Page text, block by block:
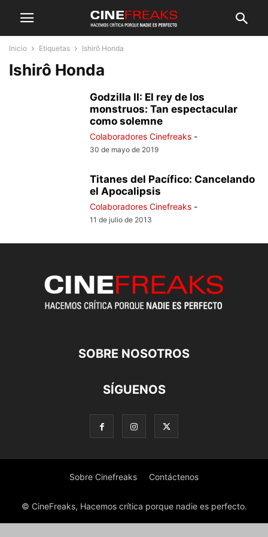
Inicio Etiquetas Ishirô Honda
Ishirô Honda
Godzilla II: El rey de los
monstruos: Tan espectacular
como solemne
Colaboradores Cinefreaks -
30 de mayo de 2019
Titanes del Pacífico: Cancelando
el Apocalipsis
Colaboradores Cinefreaks -
11 de julio de 2013
SOBRE NOSOTROS
SÍGUENOS
Sobre Cinefreaks Contáctenos
© CineFreaks, Hacemos crítica porque nadie es perfecto.